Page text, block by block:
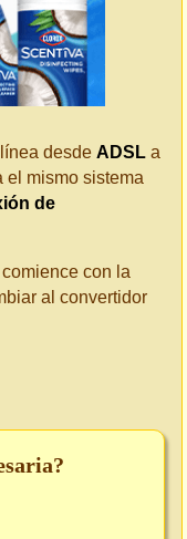
desde ADSL a
el mismo sistema
de
con la
al convertidor